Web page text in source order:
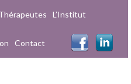
L’Institut
Contact